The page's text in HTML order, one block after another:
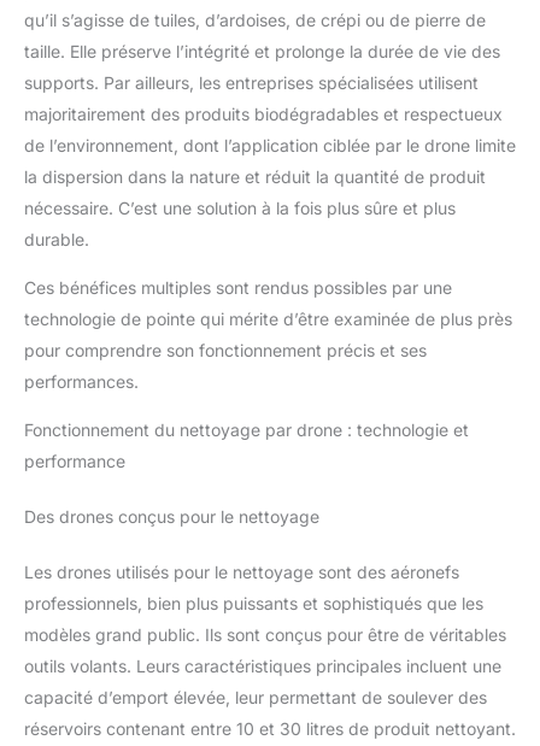
qu’il s’agisse de tuiles, d’ardoises, de crépi ou de pierre de
taille. Elle préserve l’intégrité et prolonge la durée de vie des
supports. Par ailleurs, les entreprises spécialisées utilisent
majoritairement des produits biodégradables et respectueux
de l’environnement, dont l’application ciblée par le drone limite
la dispersion dans la nature et réduit la quantité de produit
nécessaire. C’est une solution à la fois plus sûre et plus
durable.
Ces bénéfices multiples sont rendus possibles par une
technologie de pointe qui mérite d’être examinée de plus près
pour comprendre son fonctionnement précis et ses
performances.
Fonctionnement du nettoyage par drone : technologie et
performance
Des drones conçus pour le nettoyage
Les drones utilisés pour le nettoyage sont des aéronefs
professionnels, bien plus puissants et sophistiqués que les
modèles grand public. Ils sont conçus pour être de véritables
outils volants. Leurs caractéristiques principales incluent une
capacité d’emport élevée, leur permettant de soulever des
réservoirs contenant entre 10 et 30 litres de produit nettoyant.